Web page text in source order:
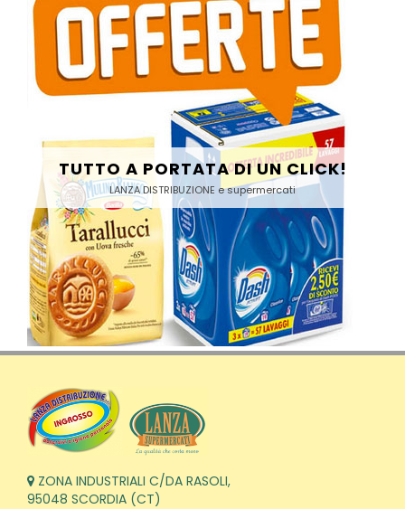
TUTTO A PORTATA DI UN CLICK!
LANZA DISTRIBUZIONE e supermercati
ZONA INDUSTRIALI C/DA RASOLI,
95048 SCORDIA (CT)